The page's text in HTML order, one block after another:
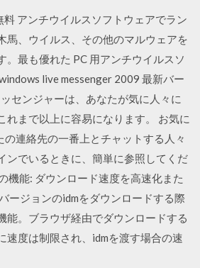
料 アンチウイルスソフトウェアでラン
馬、ウイルス、その他のマルウェアを
。最も優れた PC 用アンチウイルスソ
live messenger 2009 最新バー
センジャーは、あなたが気に人々に
れまで以上に容易になります。 お気に
の連絡先の一番上とチャットする人々
ンでいるときに、簡単に参照してくだ
機能: ダウンロード速度を高速化また
ージョンのidmをダウンロードする際
能。ブラウザ経由でダウンロードする
速度は制限され、idmを渡す場合の速